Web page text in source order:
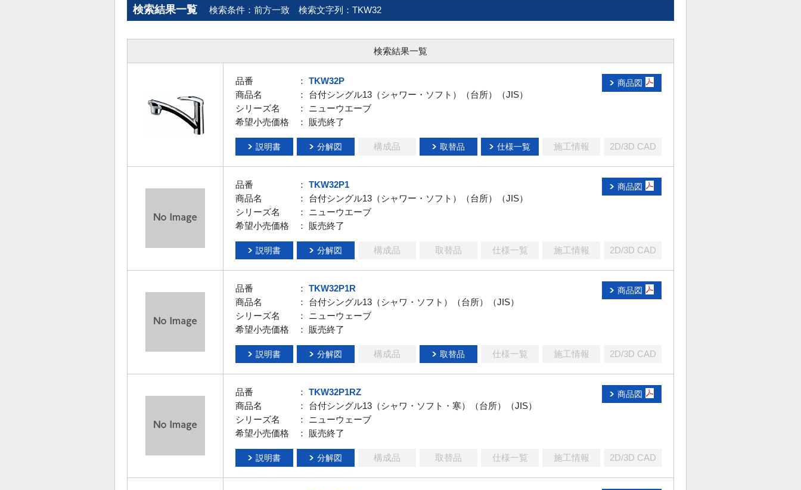
検索結果一覧 検索条件：前方一致 検索文字列：TKW32
検索結果一覧
品番 ： TKW32P
商品名
： 台付シングル13（シャワー・ソフト）（台所）（JIS）
シリーズ名
： ニューウエーブ
希望小売価格
： 販売終了
商品図
説明書 分解図 構成品 取替品 仕様一覧 施工情報 2D/3D CAD
品番 ： TKW32P1
商品名
： 台付シングル13（シャワー・ソフト）（台所）（JIS）
シリーズ名
： ニューウエーブ
希望小売価格
： 販売終了
商品図
説明書 分解図 構成品 取替品 仕様一覧 施工情報 2D/3D CAD
品番 ： TKW32P1R
商品名
： 台付シングル13（シャワ・ソフト）（台所）（JIS）
シリーズ名
： ニューウェーブ
希望小売価格
： 販売終了
商品図
説明書 分解図 構成品 取替品 仕様一覧 施工情報 2D/3D CAD
品番 ： TKW32P1RZ
商品名
： 台付シングル13（シャワ・ソフト・寒）（台所）（JIS）
シリーズ名
： ニューウェーブ
希望小売価格
： 販売終了
商品図
説明書 分解図 構成品 取替品 仕様一覧 施工情報 2D/3D CAD